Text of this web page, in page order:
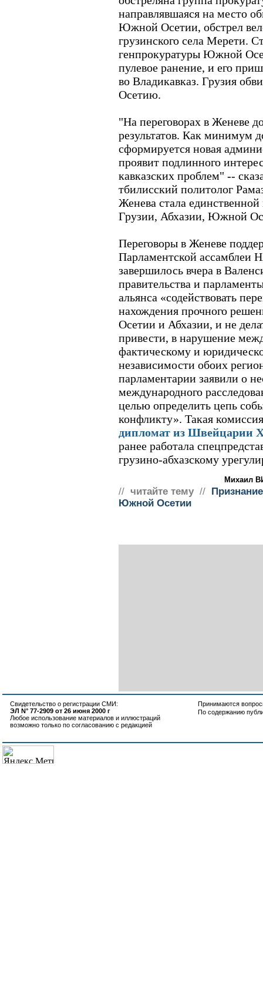
направлявшаяся на место
Южной Осетии, обстрел
грузинского села Мерети.
генпрокуратуры Южной
пулевое ранение, и его
во Владикавказ. Грузия
Осетию.
"На переговорах в Женеве
результатов. Как минимум
сформируется новая
проявит подлинного
кавказских проблем" --
тбилисский политолог
Женева стала
Грузии, Абхазии, Южной
Переговоры в Женеве
Парламентской ассамблеи
завершилось вчера в
правительства и
альянса «содействовать
нахождения прочного
Осетии и Абхазии, и не
привести, в нарушение
фактическому и
независимости обоих
парламентарии заявили о
международного
целью определить цепь
конфликту». Такая
дипломат из Швейцарии
ранее работала
грузино-абхазскому
Михаил
// читайте тему //
Южной Осетии
Свидетельство о регистрации СМИ:
ЭЛ N° 77-2909 от 26 июня 2000 г
Любое использование материалов и иллюстраций
возможно только по согласованию с редакцией
Принимаются
По содержанию